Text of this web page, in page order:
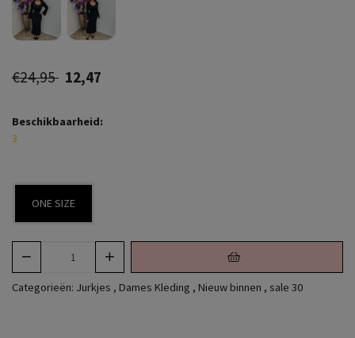
€24,95 12,47
Beschikbaarheid:
3
ONE SIZE
Categorieën: Jurkjes , Dames Kleding , Nieuw binnen , sale 30